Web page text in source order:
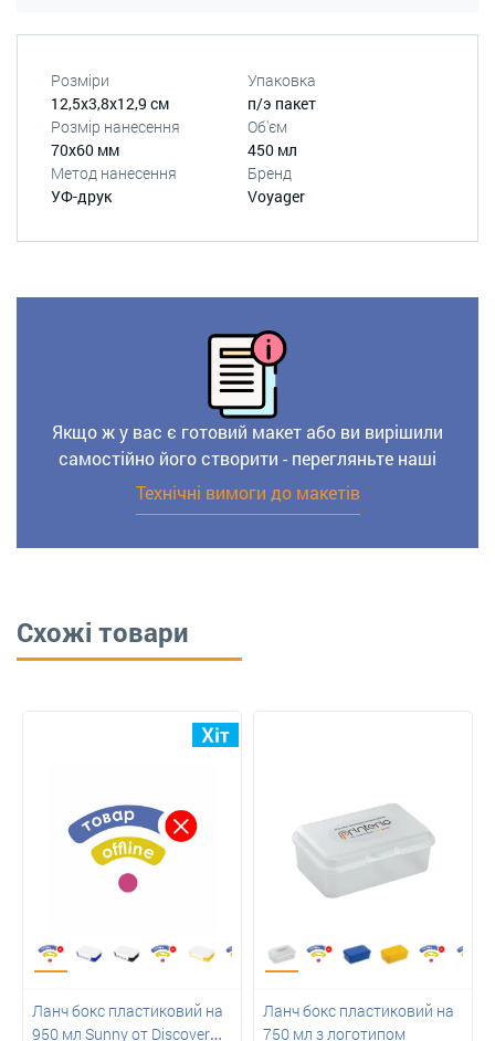
Розміри
12,5x3,8x12,9 см
Упаковка
п/э пакет
Розмір нанесення
70x60 мм
Об'єм
450 мл
Метод нанесення
УФ-друк
Бренд
Voyager
Якщо ж у вас є готовий макет або ви вирішили
самостійно його створити - перегляньте наші
Технічні вимоги до макетів
Схожі товари
Ланч бокс пластиковий на
950 мл Sunny от Discover
Ланч бокс пластиковий на
750 мл з логотипом